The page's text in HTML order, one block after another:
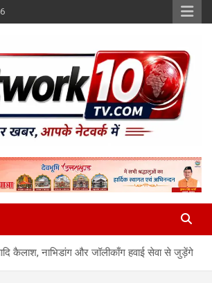
कैलाश, नाभिडांग और जॉलीकाँग हवाई सेवा से जुड़ेंगे